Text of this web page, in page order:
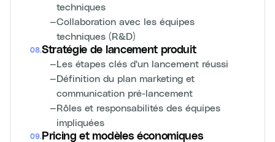
techniques
—Collaboration avec les équipes
techniques (R&D)
08.Stratégie de lancement produit
—Les étapes clés d'un lancement réussi
—Définition du plan marketing et
communication pré-lancement
—Rôles et responsabilités des équipes
impliquées
09. Pricing et modèles économiques